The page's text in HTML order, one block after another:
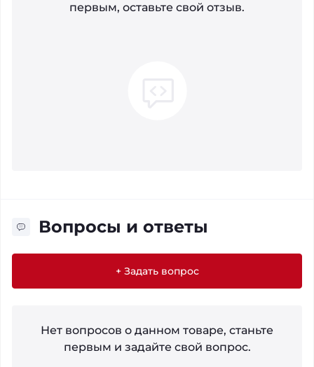
первым, оставьте свой отзыв.
Вопросы и ответы
+ Задать вопрос
Нет вопросов о данном товаре, станьте
первым и задайте свой вопрос.